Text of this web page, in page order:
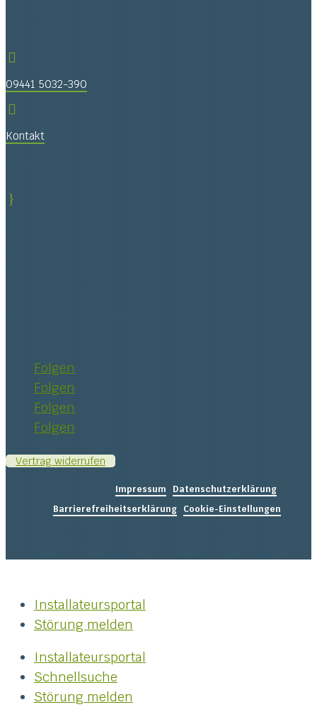

09441 5032-390

Kontakt
}
Folgen
Folgen
Folgen
Folgen
Vertrag widerrufen
Impressum Datenschutzerklärung|
Barrierefreiheitserklärung| Cookie-Einstellungen
Installateursportal
Störung melden
Installateursportal
Schnellsuche
Störung melden